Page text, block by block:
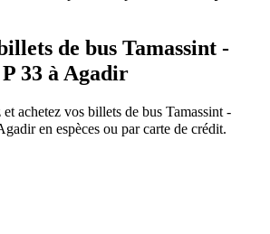
de bus Tamassint -
33 à Agadir
achetez vos billets de bus Tamassint -
en espèces ou par carte de crédit.